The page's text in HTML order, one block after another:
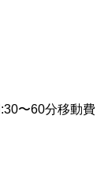
:30〜60分移動費